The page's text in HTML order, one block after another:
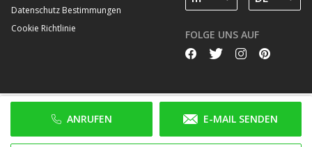
ANRUFEN E-MAIL SENDEN
Datenschutz Bestimmungen
Cookie Richtlinie
FOLGE UNS AUF